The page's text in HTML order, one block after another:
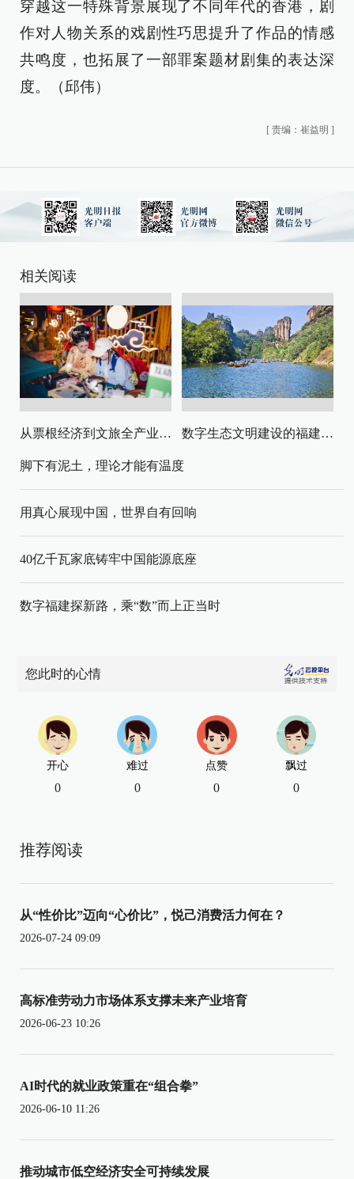
穿越这一特殊背景展现了不同年代的香港，剧
作对人物关系的戏剧性巧思提升了作品的情感
共鸣度，也拓展了一部罪案题材剧集的表达深
度。（邱伟）
[ 责编：崔益明 ]
相关阅读
从票根经济到文旅全产业链升级 数字生态文明建设的福建路径与启示
脚下有泥土，理论才能有温度
用真心展现中国，世界自有回响
40亿千瓦家底铸牢中国能源底座
数字福建探新路，乘“数”而上正当时
您此时的心情
开心
0
难过
0
点赞
0
飘过
0
推荐阅读
从“性价比”迈向“心价比”，悦己消费活力何在？
2026-07-24 09:09
高标准劳动力市场体系支撑未来产业培育
2026-06-23 10:26
AI时代的就业政策重在“组合拳”
2026-06-10 11:26
推动城市低空经济安全可持续发展